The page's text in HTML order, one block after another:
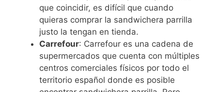
que coincidir, es difícil que cuando
quieras comprar la sandwichera parrilla
justo la tengan en tienda.
Carrefour: Carrefour es una cadena de
supermercados que cuenta con múltiples
centros comerciales físicos por todo el
territorio español donde es posible